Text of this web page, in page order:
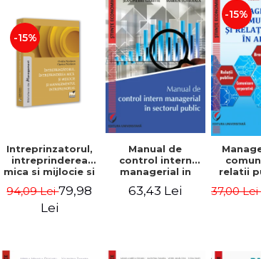
-15%
Intreprinzatorul,
intreprinderea
mica si mijlocie si
intreprenorial -
Ovidiu Nicolescu,
94,09 Lei79,98
Lei
Manual de
control intern
managerial in
sectorul public -
Jean-Pierre
63,43 Lei
-15%
relatii
37,00 Lei